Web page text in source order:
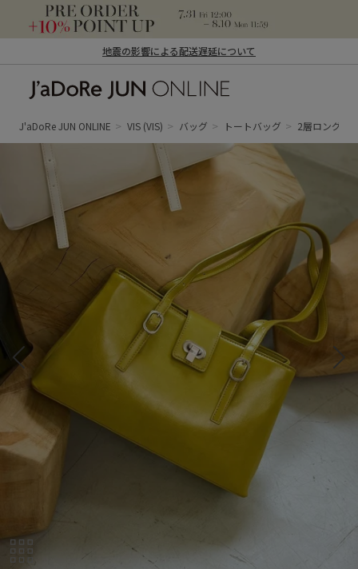
地震の影響による配送遅延について
ン オンライン）
J'aDoRe JUN ONLINE VIS (VIS) バッグ トートバッグ 2層ロングハ